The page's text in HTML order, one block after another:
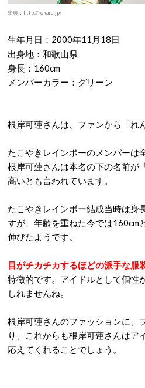
出典：http://rokaru.jp/
生年月日：2000年11月18日
出身地：和歌山県
身長：160cm
メンバーカラー：グリーン
根岸可蓮さんは、ファンから「れ
たこやきレインボーのメンバーは
根岸可蓮さんは本名の下の名前が
高いとも言われています。
たこやきレインボー結成当時は身
すが、年齢を重ねた今では160cm
伸びたようです。
目がチカチカするほどの派手な服
特徴的です。アイドルとして個性
しれませんね。
根岸可蓮さんのファッションに、
り、これからも根岸可蓮さんはア
応えてくれることでしょう。